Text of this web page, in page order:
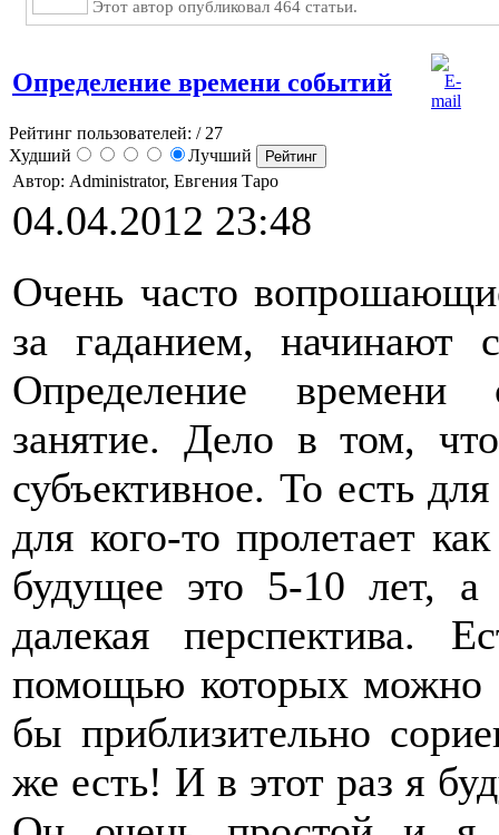
Этот автор опубликовал 464 статьи.
Определение времени событий
Рейтинг пользователей: / 27
Худший
Лучший
Автор: Administrator, Евгения Таро
04.04.2012 23:48
Очень часто
за гаданием, начинают
Определение времени
занятие. Дело в том,
субъективное. То есть
для кого-то пролетает
будущее это 5-10 лет,
далекая перспектива.
помощью которых можно
бы приблизительно
же есть! И в этот раз я